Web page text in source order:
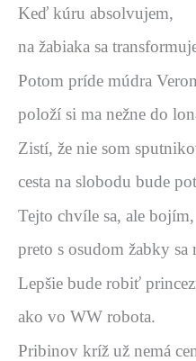
Keď kúru absolvujem,
na žabiaka sa
Potom príde múdra
položí si ma nežne do
Zistí, že nie som
cesta na slobodu bude
Tejto chvíle sa, ale bojím,
preto s osudom žabky sa
Lepšie bude robiť
ako vo WW robota.
Pribinov kríž už nemá